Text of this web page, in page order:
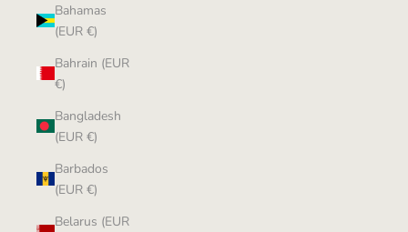
Bahamas
(EUR €)
Bahrain (EUR
€)
Bangladesh
(EUR €)
Barbados
(EUR €)
Belarus (EUR